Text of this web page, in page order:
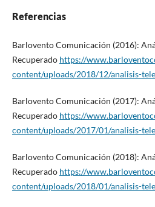
Referencias
Barlovento Comunicación (2016):
Recuperado https://
content/uploads/2018/12/analisis-
Barlovento Comunicación (2017):
Recuperado https://
content/uploads/2017/01/analisis-
Barlovento Comunicación (2018):
Recuperado https://
content/uploads/2018/01/analisis-